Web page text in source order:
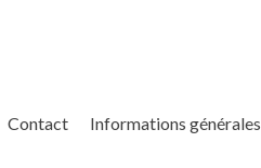
Contact Informations générales